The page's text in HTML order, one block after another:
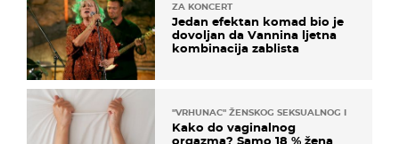
ZA KONCERT
Jedan efektan komad bio je
dovoljan da Vannina ljetna
kombinacija zablista
"VRHUNAC" ŽENSKOG SEKSUALNOG ISKUSTVA
Kako do vaginalnog
orgazma? Samo 18 % žena